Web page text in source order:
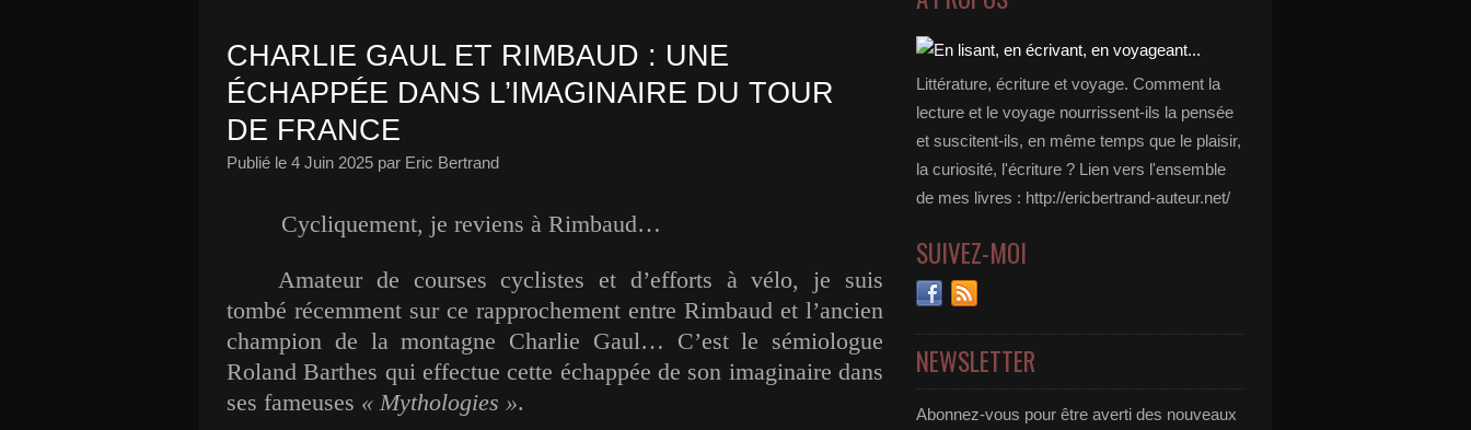
CHARLIE GAUL ET RIMBAUD : UNE
ÉCHAPPÉE DANS L’IMAGINAIRE DU TOUR
DE FRANCE
Publié le 4 Juin 2025 par Eric Bertrand
Cycliquement, je reviens à Rimbaud…
Amateur de courses cyclistes et d’efforts à vélo, je suis
tombé récemment sur ce rapprochement entre Rimbaud et l’ancien
champion de la montagne Charlie Gaul… C’est le sémiologue
Roland Barthes qui effectue cette échappée de son imaginaire dans
ses fameuses « Mythologies ».
Littérature, écriture et voyage. Comment la
lecture et le voyage nourrissent-ils la pensée
et suscitent-ils, en même temps que le plaisir,
la curiosité, l'écriture ? Lien vers l'ensemble
de mes livres : http://ericbertrand-auteur.net/
SUIVEZ-MOI
NEWSLETTER
Abonnez-vous pour être averti des nouveaux